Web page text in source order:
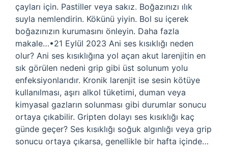
çayları için. Pastiller veya sakız. Boğazınızı ılık
suyla nemlendirin. Kökünü yiyin. Bol su içerek
boğazınızın kurumasını önleyin. Daha fazla
makale…•21 Eylül 2023 Ani ses kısıklığı neden
olur? Ani ses kısıklığına yol açan akut larenjitin en
sık görülen nedeni grip gibi üst solunum yolu
enfeksiyonlarıdır. Kronik larenjit ise sesin kötüye
kullanılması, aşırı alkol tüketimi, duman veya
kimyasal gazların solunması gibi durumlar sonucu
ortaya çıkabilir. Gripten dolayı ses kısıklığı kaç
günde geçer? Ses kısıklığı soğuk algınlığı veya grip
sonucu ortaya çıkarsa, genellikle bir hafta içinde…